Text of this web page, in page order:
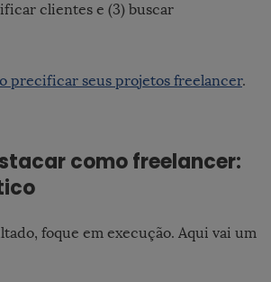
clientes e (3) buscar
precificar seus projetos freelancer.
como freelancer:
foque em execução. Aqui vai um